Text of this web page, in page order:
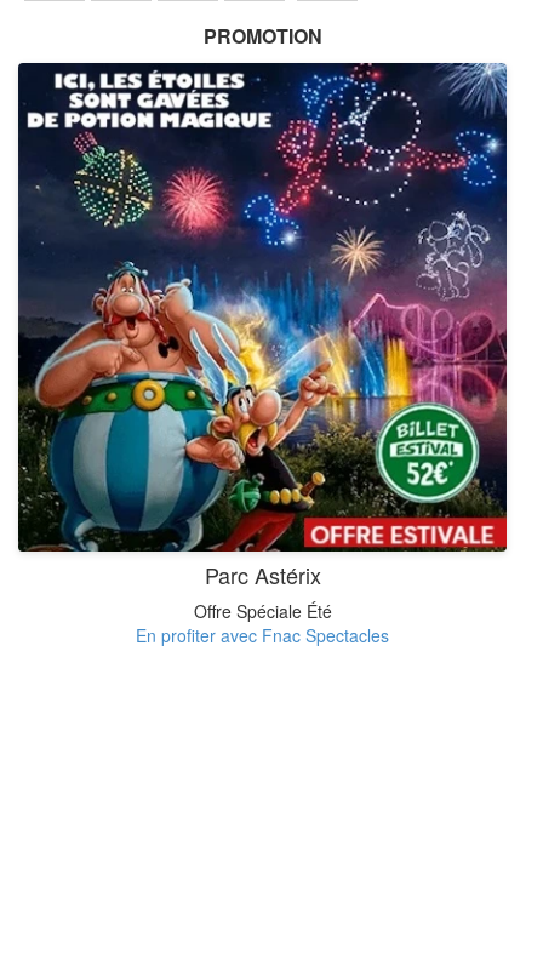
PROMOTION
Parc Astérix
Offre Spéciale Été
En profiter avec Fnac Spectacles